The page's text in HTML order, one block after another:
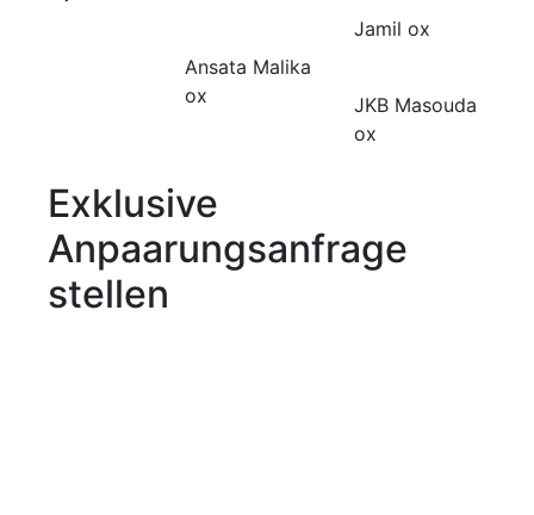
Ansata Malika
ox
Jamil ox
JKB Masouda
ox
Exklusive
Anpaarungsanfrage
stellen